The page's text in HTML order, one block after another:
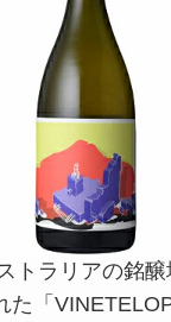
トラリアの銘醸
た「